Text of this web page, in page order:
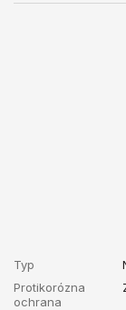
Typ
Protikorózna
ochrana